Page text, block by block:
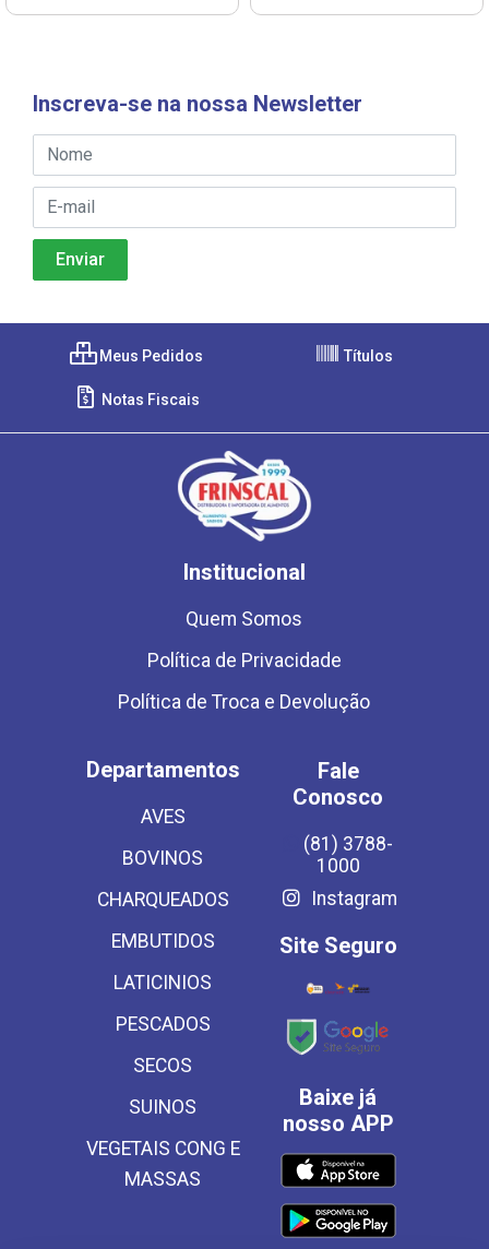
Inscreva-se na nossa Newsletter
Meus Pedidos Títulos
Notas Fiscais
Institucional
Quem Somos
Política de Privacidade
Política de Troca e Devolução
Departamentos
AVES
BOVINOS
CHARQUEADOS
EMBUTIDOS
LATICINIOS
PESCADOS
SECOS
SUINOS
VEGETAIS CONG E
MASSAS
Fale
Conosco
(81) 3788-
1000
Instagram
Site Seguro
Baixe já
nosso APP